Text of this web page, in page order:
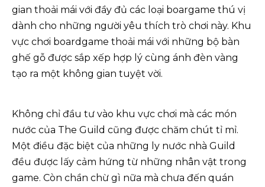
gian thoải mái với đầy đủ các loại boargame thú vị
dành cho những người yêu thích trò chơi này. Khu
vực chơi boardgame thoải mái với những bộ bàn
ghế gỗ được sắp xếp hợp lý cùng ánh đèn vàng
tạo ra một không gian tuyệt vời.
Không chỉ đầu tư vào khu vực chơi mà các món
nước của The Guild cũng được chăm chút tỉ mỉ.
Một điều đặc biệt của những ly nước nhà Guild
đều được lấy cảm hứng từ những nhân vật trong
game. Còn chần chừ gì nữa mà chưa đến quán